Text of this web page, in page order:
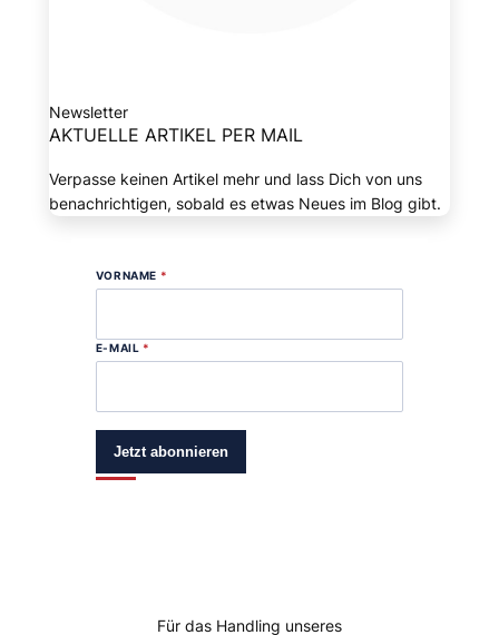
Newsletter
AKTUELLE ARTIKEL PER MAIL
Verpasse keinen Artikel mehr und lass Dich von uns
benachrichtigen, sobald es etwas Neues im Blog gibt.
VORNAME *
E-MAIL *
Jetzt abonnieren
Für das Handling unseres